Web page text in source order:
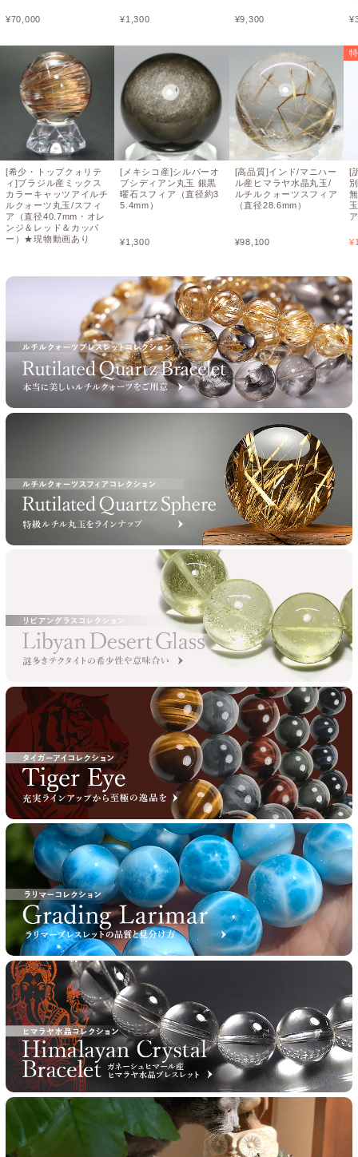
¥70,000
[希少・トップクォリテ
ィ]ブラジル産ミックス
カラーキャッツアイルチ
ルクォーツ丸玉/スフィ
ア（直径40.7mm・オレ
ンジ＆レッド＆カッパ
ー）★現物動画あり
¥1,300
[メキシコ産]シルバーオ
ブシディアン丸玉 銀黒
曜石スフィア（直径約3
5.4mm）
¥1,300
¥9,300
[高品質]インド/マニハー
ル産ヒマラヤ水晶丸玉/
ルチルクォーツスフィア
（直径28.6mm）
¥98,100
¥
[
¥